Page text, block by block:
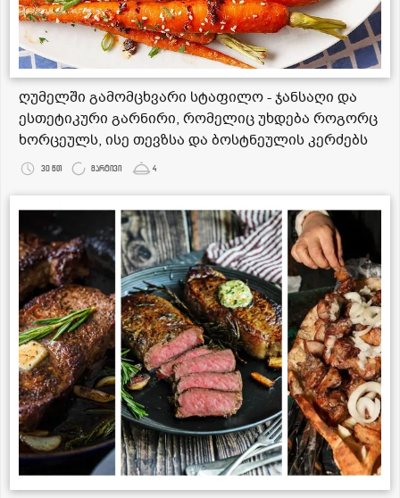
ღუმელში გამომცხვარი სტაფილო - ჯანსაღი და
ესთეტიკური გარნირი, რომელიც უხდება როგორც
ხორცეულს, ისე თევზსა და ბოსტნეულის კერძებს
30 წთ მარტივი 4